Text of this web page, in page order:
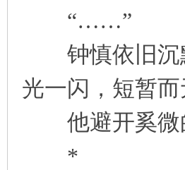
“……”
钟慎依旧沉默
光一闪，短暂
他避开奚微
*